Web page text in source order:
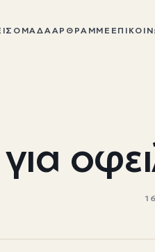
ΟΜΆΔΑΆΡΘΡΑ ΜΜΕ